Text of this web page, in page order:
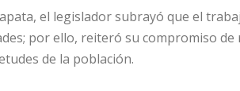
el legislador subrayó que el
por ello, reiteró su compromiso
de la población.